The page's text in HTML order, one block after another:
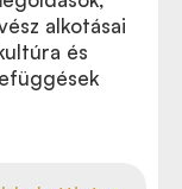
alkotásai
és